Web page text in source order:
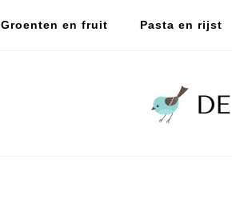
Groenten en fruit Pasta en rijst